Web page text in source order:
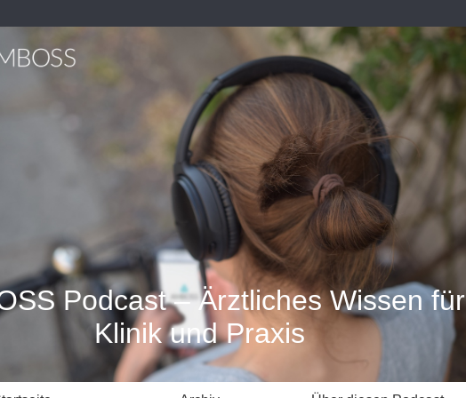
Podcast – Ärztliches Wissen für
Klinik und Praxis